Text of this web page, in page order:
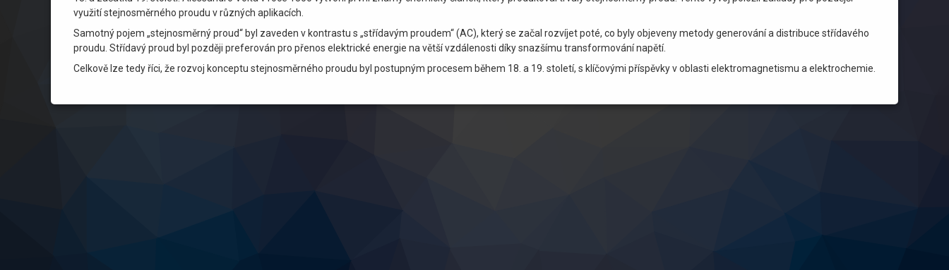
využití stejnosměrného proudu v různých aplikacích.
Samotný pojem „stejnosměrný proud“ byl zaveden v kontrastu s „střídavým proudem“ (AC), který se začal rozvíjet poté, co byly objeveny metody generování a distribuce střídavého
proudu. Střídavý proud byl později preferován pro přenos elektrické energie na větší vzdálenosti díky snazšímu transformování napětí.
Celkově lze tedy říci, že rozvoj konceptu stejnosměrného proudu byl postupným procesem během 18. a 19. století, s klíčovými příspěvky v oblasti elektromagnetismu a elektrochemie.